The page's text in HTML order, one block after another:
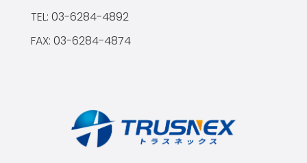
TEL: 03-6284-4892
FAX: 03-6284-4874